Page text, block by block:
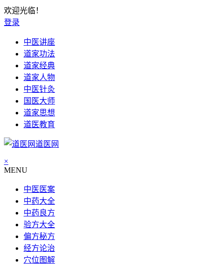
欢迎光临！
登录
中医讲座
道家功法
道家经典
道家人物
中医针灸
国医大师
道家思想
道医教育
道医网
×
MENU
中医医案
中药大全
中药良方
验方大全
偏方秘方
经方论治
穴位图解